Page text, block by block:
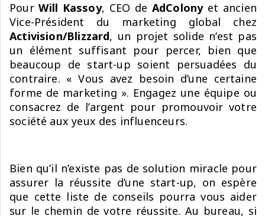
PourWill Kassoy, CEO de AdColonyet ancien
Vice-Président du marketing global chez
Activision/Blizzard, un projet solide n’est pas
un élément suffisant pour percer, bien que
beaucoup de start-up soient persuadées du
contraire. « Vous avez besoin d’une certaine
forme de marketing ». Engagez une équipe ou
consacrez de l’argent pour promouvoir votre
société aux yeux des influenceurs.
Bien qu’il n’existe pas de solution miracle pour
assurer la réussite d’une start-up, on espère
que cette liste de conseils pourra vous aider
sur le chemin de votre réussite. Au bureau, si